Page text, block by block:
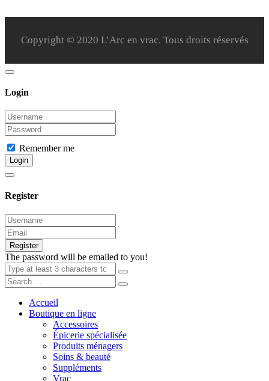
Copyright © 2020 L’Arc en vrac. Tous droits réservés
Login
Remember me
Login
Register
Register
The password will be emailed to you!
Accueil
Boutique en ligne
Accessoires
Épicerie spécialisée
Produits ménagers
Soins & beauté
Suppléments
Vrac